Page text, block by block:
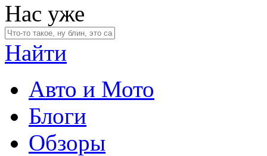
Нас уже
Найти
Авто и Мото
Блоги
Обзоры